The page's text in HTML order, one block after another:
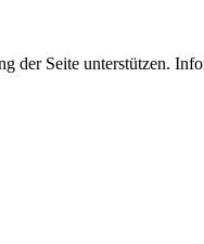
der Seite unterstützen.